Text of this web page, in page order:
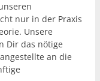
nur in der Praxis
Unsere
Dir das nötige
an die